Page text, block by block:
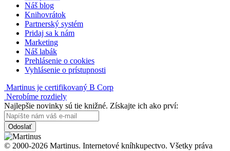
Náš blog
Knihovrátok
Partnerský systém
Pridaj sa k nám
Marketing
Náš labák
Prehlásenie o cookies
Vyhlásenie o prístupnosti
Martinus je certifikovaný B Corp
Nerobíme rozdiely
Najlepšie novinky sú tie knižné. Získajte ich ako prví:
Odoslať
© 2000-2026 Martinus. Internetové kníhkupectvo. Všetky práva